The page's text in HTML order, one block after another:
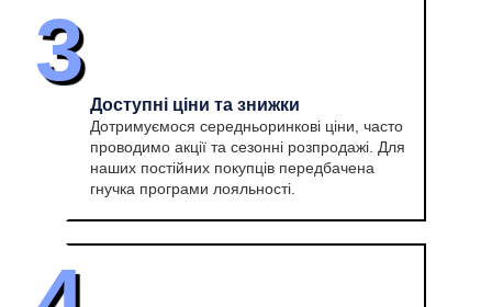
3
Доступні ціни та знижки
Дотримуємося середньоринкові ціни, часто
проводимо акції та сезонні розпродажі. Для
наших постійних покупців передбачена
гнучка програми лояльності.